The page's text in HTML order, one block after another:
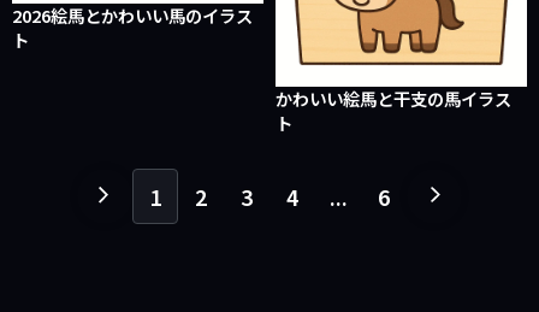
2026絵馬とかわいい馬のイラス
ト
かわいい絵馬と干支の馬イラス
ト
1 2 3 4 ... 6